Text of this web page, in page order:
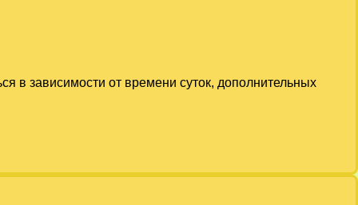
в зависимости от времени суток, дополнительных